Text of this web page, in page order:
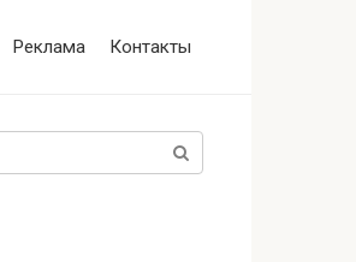
Реклама Контакты